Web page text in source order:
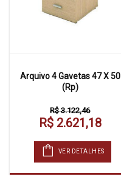
Arquivo 4 Gavetas 47 X 50
(Rp)
R$ 3.122,46
R$ 2.621,18
VER DETALHES